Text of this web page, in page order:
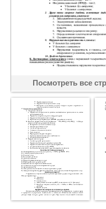
Посмотреть все